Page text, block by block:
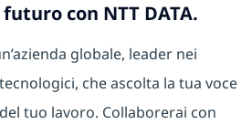
con NTT DATA.
globale, leader nei
che ascolta la tua voce
tuo lavoro. Collaborerai con